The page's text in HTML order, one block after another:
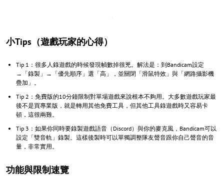
小Tips（遊戲玩家的心得）
Tip 1：很多人錄遊戲的時候發現幀數掉很兇。解法是：到Bandicam設定
→「錄製」→「優先順序」選「高」，並關閉「滑鼠特效」與「網路攝影機
疊加」。
Tip 2：免費版的10分鐘限制對單場遊戲來說根本不夠用。大多數遊戲玩家最
後不是買專業版，就是轉用其他免費工具，但其他工具錄遊戲時又容易卡
頓，這很兩難。
Tip 3：如果你同時要錄製遊戲語音（Discord）與你的麥克風，Bandicam可以
設定「雙音軌」錄製。這樣後製時可以單獨調整隊友聲音跟你自己聲音的音
量，非常實用。
功能與限制速覽